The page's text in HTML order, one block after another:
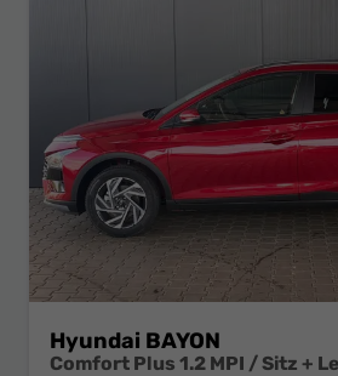
Hyundai BAYON